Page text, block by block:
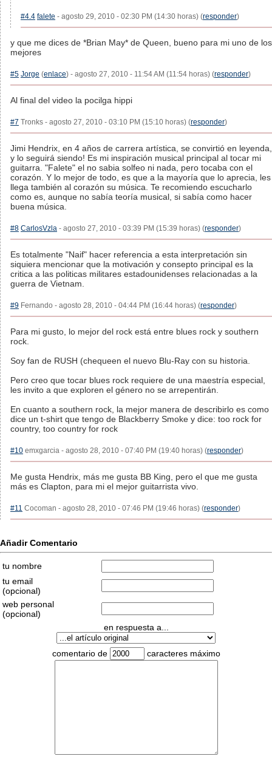
#4.4 falete - agosto 29, 2010 - 02:30 PM (14:30 horas) (responder)
y que me dices de *Brian May* de Queen, bueno para mi uno de los
mejores
#5 Jorge (enlace) - agosto 27, 2010 - 11:54 AM (11:54 horas) (responder)
Al final del video la pocilga hippi
#7 Tronks - agosto 27, 2010 - 03:10 PM (15:10 horas) (responder)
Jimi Hendrix, en 4 años de carrera artística, se convirtió en leyenda,
y lo seguirá siendo! Es mi inspiración musical principal al tocar mi
guitarra. "Falete" el no sabia solfeo ni nada, pero tocaba con el
corazón. Y lo mejor de todo, es que a la mayoría que lo aprecia, les
llega también al corazón su música. Te recomiendo escucharlo
como es, aunque no sabía teoría musical, si sabía como hacer
buena música.
#8 CarlosVzla - agosto 27, 2010 - 03:39 PM (15:39 horas) (responder)
Es totalmente "Naif" hacer referencia a esta interpretación sin
siquiera mencionar que la motivación y consepto principal es la
critica a las politicas militares estadounidenses relacionadas a la
guerra de Vietnam.
#9 Fernando - agosto 28, 2010 - 04:44 PM (16:44 horas) (responder)
Para mi gusto, lo mejor del rock está entre blues rock y southern
rock.
Soy fan de RUSH (chequeen el nuevo Blu-Ray con su historia.
Pero creo que tocar blues rock requiere de una maestría especial,
les invito a que exploren el género no se arrepentirán.
En cuanto a southern rock, la mejor manera de describirlo es como
dice un t-shirt que tengo de Blackberry Smoke y dice: too rock for
country, too country for rock
#10 emxgarcia - agosto 28, 2010 - 07:40 PM (19:40 horas) (responder)
Me gusta Hendrix, más me gusta BB King, pero el que me gusta
más es Clapton, para mi el mejor guitarrista vivo.
#11 Cocoman - agosto 28, 2010 - 07:46 PM (19:46 horas) (responder)
Añadir Comentario
tu nombre
tu email
(opcional)
web personal
(opcional)
en respuesta a...
comentario de caracteres máximo